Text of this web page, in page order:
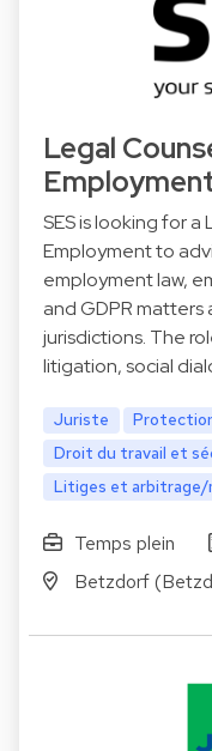
Legal
SES is looking for
Employment to
employment law,
and GDPR matters
jurisdictions. The
litigation, social
Juriste
Droit du travail et
Litiges et arbitrage/
Temps plein
Betzdorf